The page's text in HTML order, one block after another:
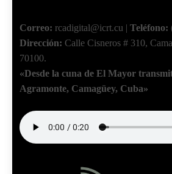
Correo: rcadigital@icrt.cu | Teléfono:
Dirección: Calle Cisneros # 310,
70100.
«Desde la cuna de El Mayor
Agramonte, Camagüey, Cuba»